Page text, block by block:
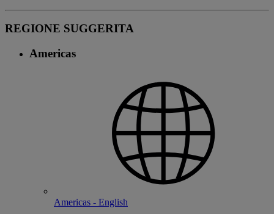
REGIONE SUGGERITA
Americas
Americas - English